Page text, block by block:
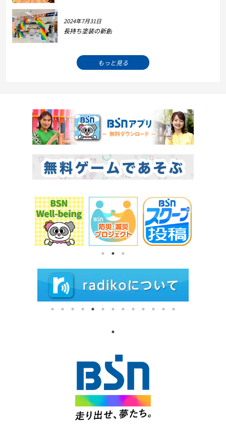
2024年7月31日
長持ち塗装の新創
もっと見る